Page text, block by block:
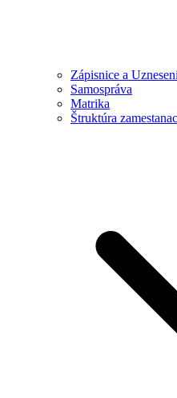
Zápisnice a
Samospráva
Matrika
Štruktúra